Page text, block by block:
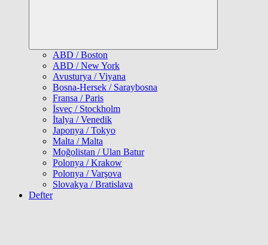
ABD / Boston
ABD / New York
Avusturya / Viyana
Bosna-Hersek / Saraybosna
Fransa / Paris
İsveç / Stockholm
İtalya / Venedik
Japonya / Tokyo
Malta / Malta
Moğolistan / Ulan Batur
Polonya / Krakow
Polonya / Varşova
Slovakya / Bratislava
Defter